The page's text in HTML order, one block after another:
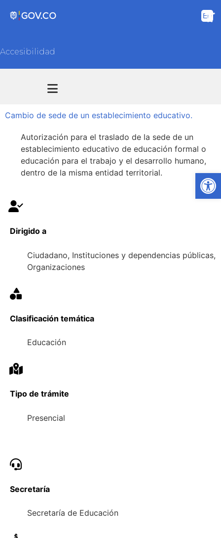
Accesibilidad
Cambio de sede de un establecimiento educativo.
Autorización para el traslado de la sede de un
establecimiento educativo de educación formal o
educación para el trabajo y el desarrollo humano,
dentro de la misma entidad territorial.
Dirigido a
Ciudadano, Instituciones y dependencias públicas,
Organizaciones
Clasificación temática
Educación
Tipo de trámite
Presencial
Secretaría
Secretaría de Educación